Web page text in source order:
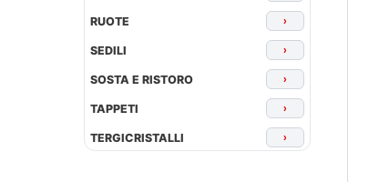
RUOTE ›
SEDILI ›
SOSTA E RISTORO ›
TAPPETI ›
TERGICRISTALLI ›